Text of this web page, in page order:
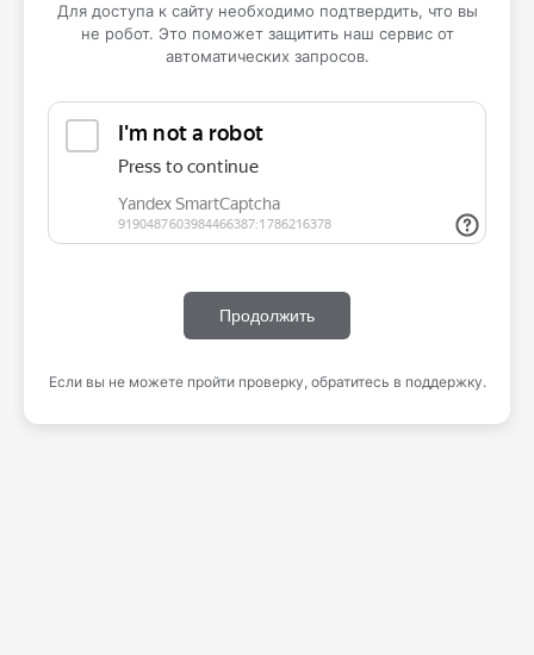
Для доступа к сайту необходимо подтвердить, что вы
не робот. Это поможет защитить наш сервис от
автоматических запросов.
Продолжить
Если вы не можете пройти проверку, обратитесь в поддержку.